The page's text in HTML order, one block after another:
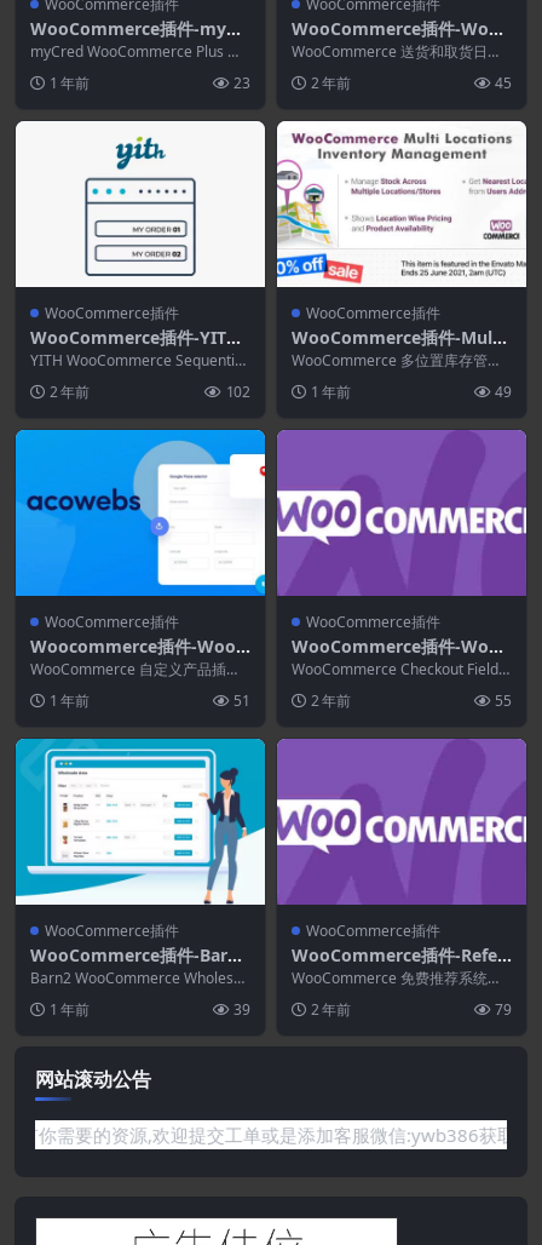
WooCommerce插件-myCr
ed WooCommerce Plus 2.
1.2
myCred WooCommerce Plus 是
1 年前 23
WooCommerce插件-WooC
ommerce Delivery & Pick
up Date Time 1.4.50
WooCommerce 送货和取货日期
择送货/取货...
2 年前 45
WooCommerce插件
WooCommerce插件-YITH
WooCommerce Sequentia
l Order Number Premium
1.33.0
YITH WooCommerce Sequential
2 年前 102
WooCommerce插件
WooCommerce插件-Multi
Loca 4.2.2–WooCommerce
多地点库存管理
WooCommerce 多位置库存管理
e ... 1 年前 49
WooCommerce插件
Woocommerce插件-Wooc
ommerce Custom Produc
t Addons 5.3.0
WooCommerce 自定义产品插件
效的插件，它...
1 年前 51
WooCommerce插件
WooCommerce插件-WooC
ommerce Checkout Field
Editor 1.7.20
WooCommerce Checkout Field E
2 年前 55
WooCommerce插件
WooCommerce插件-Barn2
WooCommerce Wholesale
Pro 2.3.2
Barn2 WooCommerce Wholesal
e Pro 将批发添加到您的...
1 年前 39
WooCommerce插件
WooCommerce插件-Referr
al System for WooComme
rce 1.3.12.4
WooCommerce 免费推荐系统提
供了一整套推荐营销功能，可让您
的客户与他们...
2 年前 79
网站滚动公告
要的资源,欢迎提交工单或是添加客服微信:ywb386获取帮助！